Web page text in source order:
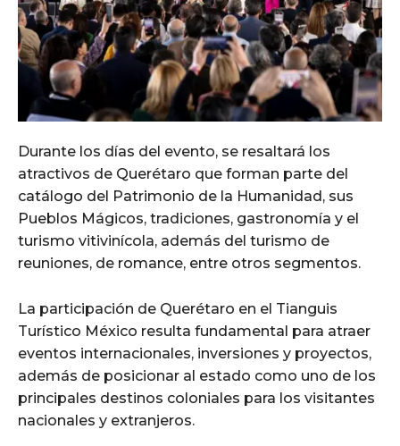
Durante los días del evento, se resaltará los
atractivos de Querétaro que forman parte del
catálogo del Patrimonio de la Humanidad, sus
Pueblos Mágicos, tradiciones, gastronomía y el
turismo vitivinícola, además del turismo de
reuniones, de romance, entre otros segmentos.
La participación de Querétaro en el Tianguis
Turístico México resulta fundamental para atraer
eventos internacionales, inversiones y proyectos,
además de posicionar al estado como uno de los
principales destinos coloniales para los visitantes
nacionales y extranjeros.